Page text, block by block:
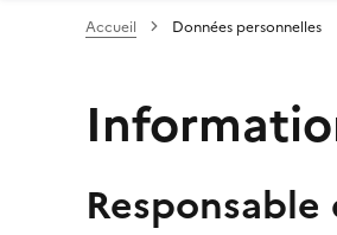
Accueil Données personnelles